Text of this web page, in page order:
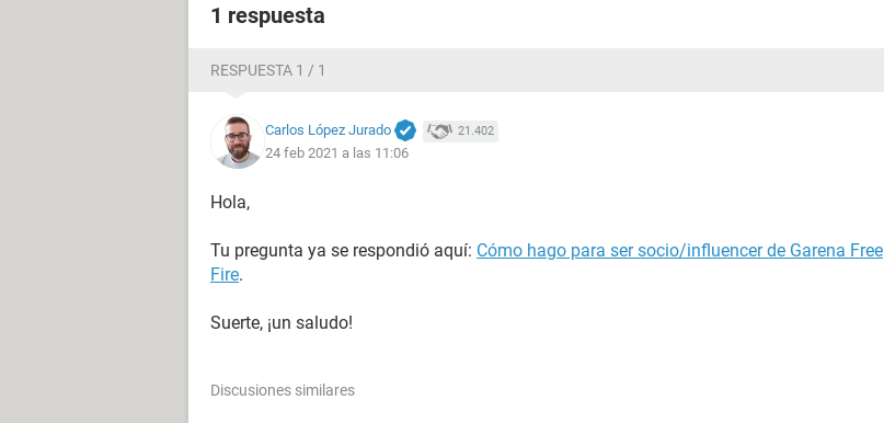
1 respuesta
RESPUESTA 1 / 1
Carlos López Jurado 21.402
24 feb 2021 a las 11:06
Hola,
Tu pregunta ya se respondió aquí: Cómo hago para ser socio/influencer de Garena Free
Fire.
Suerte, ¡un saludo!
Discusiones similares